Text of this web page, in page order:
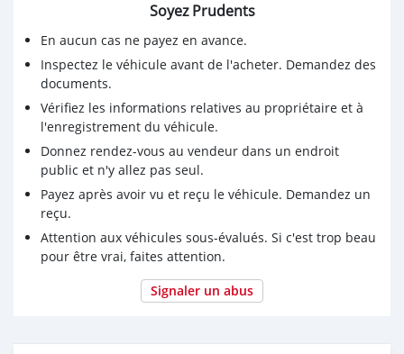
Soyez Prudents
En aucun cas ne payez en avance.
Inspectez le véhicule avant de l'acheter. Demandez des
documents.
Vérifiez les informations relatives au propriétaire et à
l'enregistrement du véhicule.
Donnez rendez-vous au vendeur dans un endroit
public et n'y allez pas seul.
Payez après avoir vu et reçu le véhicule. Demandez un
reçu.
Attention aux véhicules sous-évalués. Si c'est trop beau
pour être vrai, faites attention.
Signaler un abus